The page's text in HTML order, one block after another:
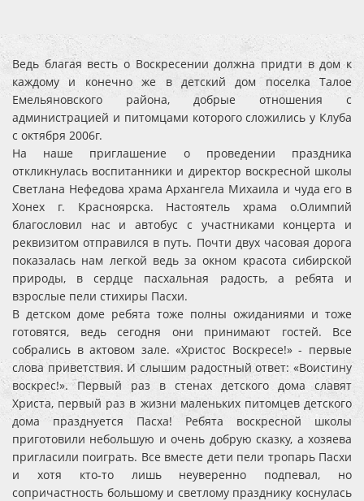
Ведь благая весть о Воскресении должна придти в дом к
каждому и конечно же в детский дом поселка Талое
Емельяновского района, добрые отношения с
администрацией и питомцами которого сложились у Клуба
с октября 2006г.
На наше приглашение о проведении праздника
откликнулась воспитанники и директор воскресной школы
Светлана Нефедова храма Архангела Михаила и чуда его в
Хонех г. Красноярска. Настоятель храма о.Олимпий
благословил нас и автобус с участниками концерта и
реквизитом отправился в путь. Почти двух часовая дорога
показалась нам легкой ведь за окном красота сибирской
природы, в сердце пасхальная радость, а ребята и
взрослые пели стихиры Пасхи.
В детском доме ребята тоже полны ожиданиями и тоже
готовятся, ведь сегодня они принимают гостей. Все
собрались в актовом зале. «Христос Воскресе!» - первые
слова приветствия. И слышим радостный ответ: «Воистину
воскрес!». Первый раз в стенах детского дома славят
Христа, первый раз в жизни маленьких питомцев детского
дома празднуется Пасха! Ребята воскресной школы
приготовили небольшую и очень добрую сказку, а хозяева
пригласили поиграть. Все вместе дети пели тропарь Пасхи
и хотя кто-то лишь неуверенно подпевал, но
сопричастность большому и светлому празднику коснулась